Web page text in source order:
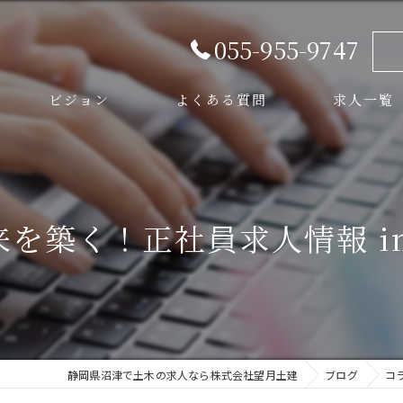
055-955-9747
ビジョン よくある質問 求人一覧
を築く！正社員求人情報
静岡県沼津で土木の求人なら株式会社望月土建 ブログ コ